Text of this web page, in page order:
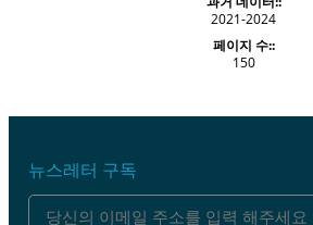
2021-2024
페이지 수::
150
뉴스레터 구독